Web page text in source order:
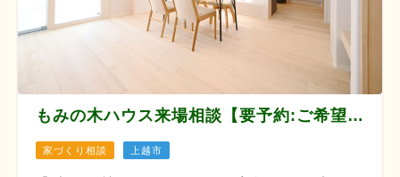
もみの木ハウス来場相談【要予約:ご希望日の3日前まで】
家づくり相談 上越市